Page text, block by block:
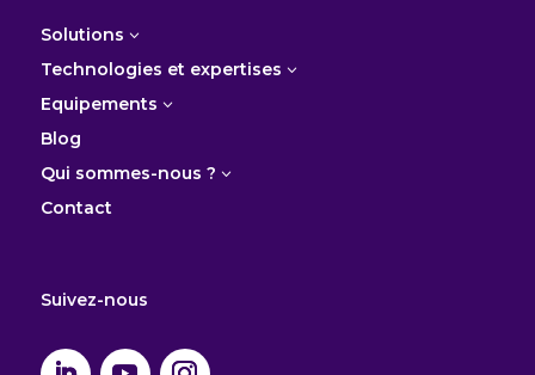
Solutions 3
Technologies et expertises 3
Equipements 3
Blog
Qui sommes-nous ? 3
Contact
Suivez-nous